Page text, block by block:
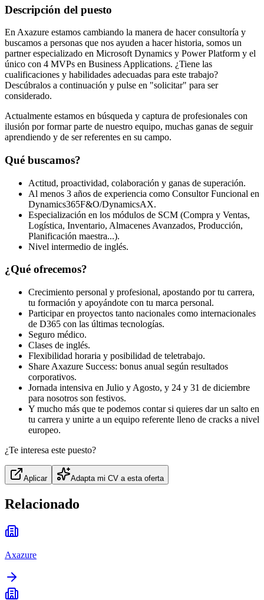
Descripción del puesto
En Axazure estamos cambiando la manera de hacer consultoría y
buscamos a personas que nos ayuden a hacer historia, somos un
partner especializado en Microsoft Dynamics y Power Platform y el
único con 4 MVPs en Business Applications. ¿Tiene las
cualificaciones y habilidades adecuadas para este trabajo?
Descúbralos a continuación y pulse en "solicitar" para ser
considerado.
Actualmente estamos en búsqueda y captura de profesionales con
ilusión por formar parte de nuestro equipo, muchas ganas de seguir
aprendiendo y de ser referentes en su campo.
Qué buscamos?
Actitud, proactividad, colaboración y ganas de superación.
Al menos 3 años de experiencia como Consultor Funcional en
Dynamics365F&O/DynamicsAX.
Especialización en los módulos de SCM (Compra y Ventas,
Logística, Inventario, Almacenes Avanzados, Producción,
Planificación maestra...).
Nivel intermedio de inglés.
¿Qué ofrecemos?
Crecimiento personal y profesional, apostando por tu carrera,
tu formación y apoyándote con tu marca personal.
Participar en proyectos tanto nacionales como internacionales
de D365 con las últimas tecnologías.
Seguro médico.
Clases de inglés.
Flexibilidad horaria y posibilidad de teletrabajo.
Share Axazure Success: bonus anual según resultados
corporativos.
Jornada intensiva en Julio y Agosto, y 24 y 31 de diciembre
para nosotros son festivos.
Y mucho más que te podemos contar si quieres dar un salto en
tu carrera y unirte a un equipo referente lleno de cracks a nivel
europeo.
¿Te interesa este puesto?
Aplicar Adapta mi CV a esta oferta
Relacionado
Axazure